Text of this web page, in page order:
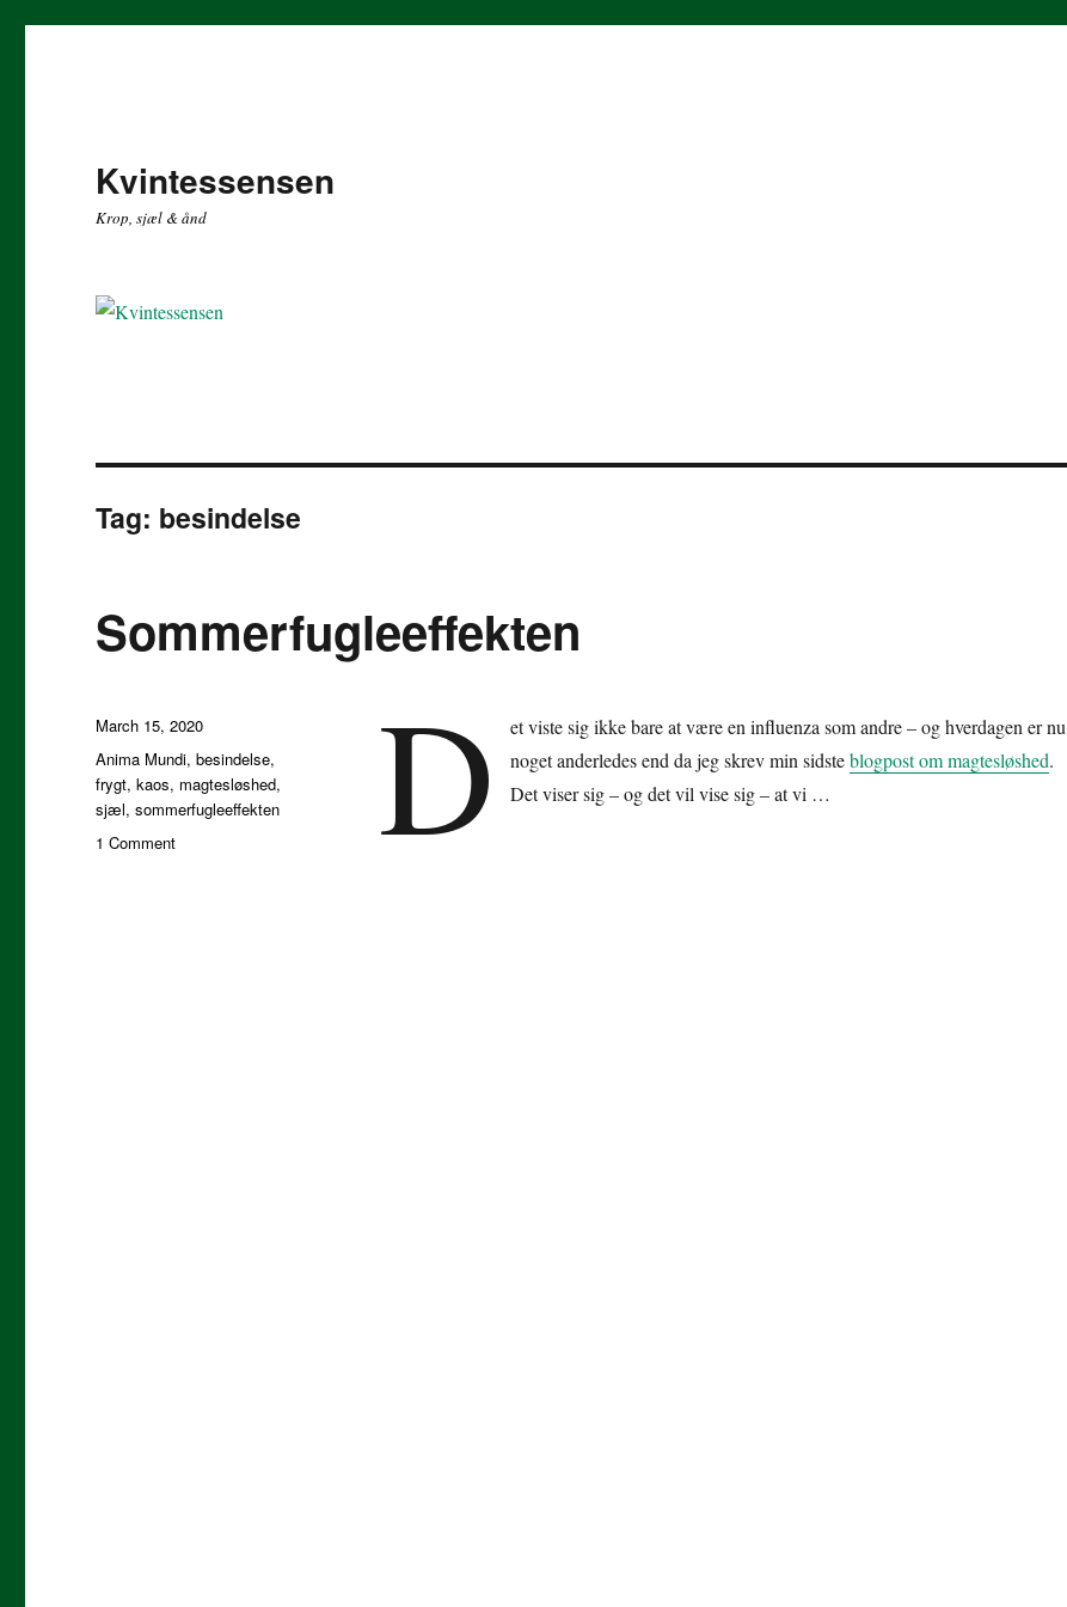
Kvintessensen
Krop, sjæl & ånd
Tag: besindelse
Sommerfugleeffekten
D
et viste sig ikke bare at være en influenza som andre – og hverdagen er nu
noget anderledes end da jeg skrev min sidsteblogpost om magtesløshed.
Det viser sig – og det vil vise sig – at vi …
Posted
on
March 15, 2020
Tags
Anima Mundi,besindelse,
frygt,kaos, magtesløshed,
sjæl,sommerfugleeffekten
1 Commenton